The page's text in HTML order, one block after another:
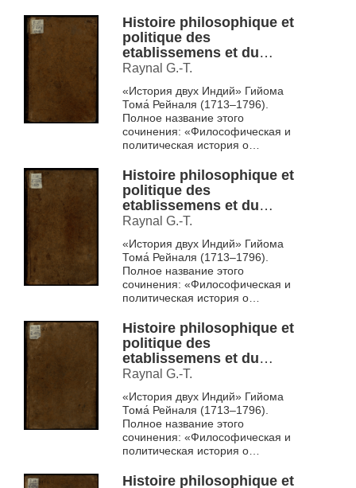
европейцев в обеих Индиях».
Впервые этот ...
Histoire philosophique et
politique des
etablissemens et du
commerce des
Europeens dans les deux
Indes T. 10
Raynal G.-T.
«История двух Индий» Гийома
Тома́ Рейналя (1713–1796).
Полное название этого
сочинения: «Философическая и
политическая история о
европейцев в обеих Индиях».
Впервые этот ...
Histoire philosophique et
politique des
etablissemens et du
commerce des
Europeens dans les deux
Indes T. 2
Raynal G.-T.
«История двух Индий» Гийома
Тома́ Рейналя (1713–1796).
Полное название этого
сочинения: «Философическая и
политическая история о
европейцев в обеих Индиях».
Впервые этот ...
Histoire philosophique et
politique des
etablissemens et du
commerce des
Europeens dans les deux
Indes T. 3
Raynal G.-T.
«История двух Индий» Гийома
Тома́ Рейналя (1713–1796).
Полное название этого
сочинения: «Философическая и
политическая история о
европейцев в обеих Индиях».
Histoire philosophique et